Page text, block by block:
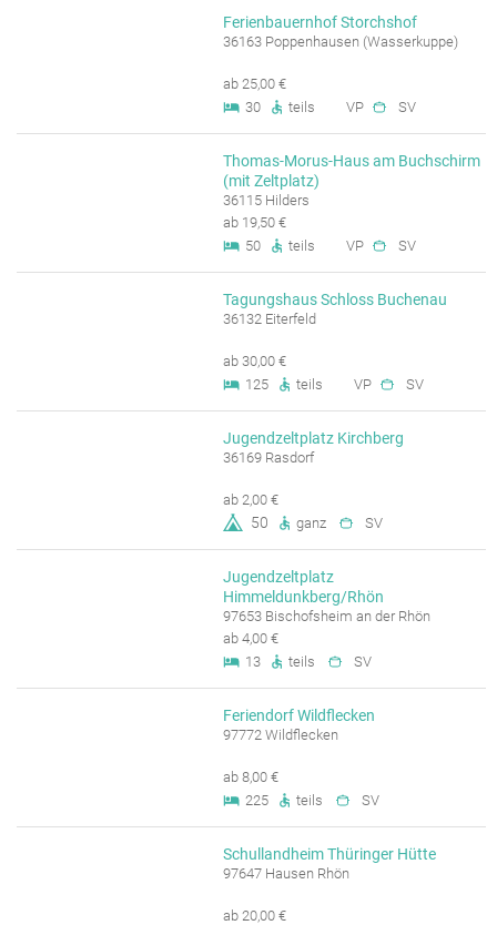
Ferienbauernhof Storchshof
36163 Poppenhausen (Wasserkuppe)
ab 25,00 €
30
teils VP SV
Thomas-Morus-Haus am Buchschirm
(mit Zeltplatz)
36115 Hilders
ab 19,50 €
50
teils VP SV
Tagungshaus Schloss Buchenau
36132 Eiterfeld
ab 30,00 €
125
teils VP SV
Jugendzeltplatz Kirchberg
36169 Rasdorf
ab 2,00 €
50 ganz SV
Jugendzeltplatz
Himmeldunkberg/Rhön
97653 Bischofsheim an der Rhön
ab 4,00 €
13
teils SV
Feriendorf Wildflecken
97772 Wildflecken
ab 8,00 €
225
teils SV
Schullandheim Thüringer Hütte
97647 Hausen Rhön
ab 20,00 €